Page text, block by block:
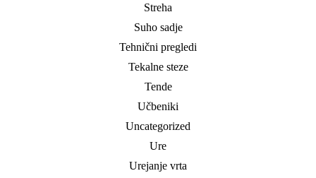
Streha
Suho sadje
Tehnični pregledi
Tekalne steze
Tende
Učbeniki
Uncategorized
Ure
Urejanje vrta